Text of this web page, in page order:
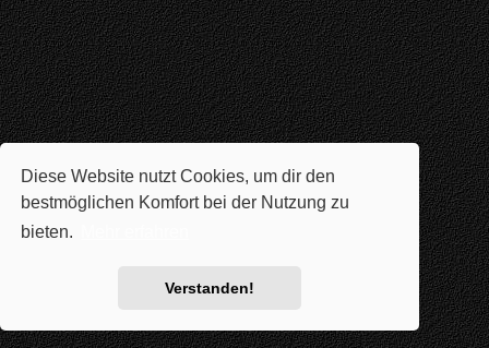
Diese Website nutzt Cookies, um dir den
bestmöglichen Komfort bei der Nutzung zu
bieten.
Verstanden!